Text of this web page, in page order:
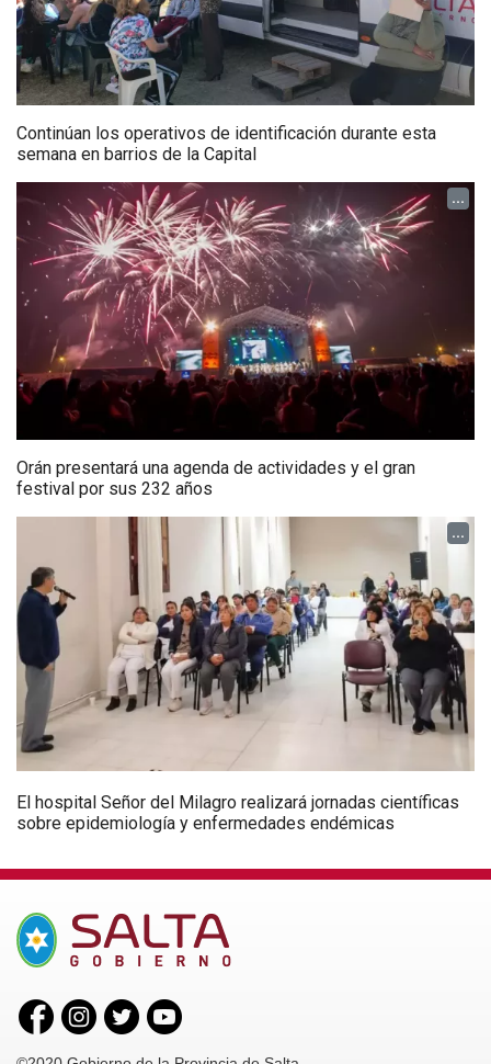
Continúan los operativos de identificación durante esta
semana en barrios de la Capital
...
Orán presentará una agenda de actividades y el gran
festival por sus 232 años
...
El hospital Señor del Milagro realizará jornadas científicas
sobre epidemiología y enfermedades endémicas